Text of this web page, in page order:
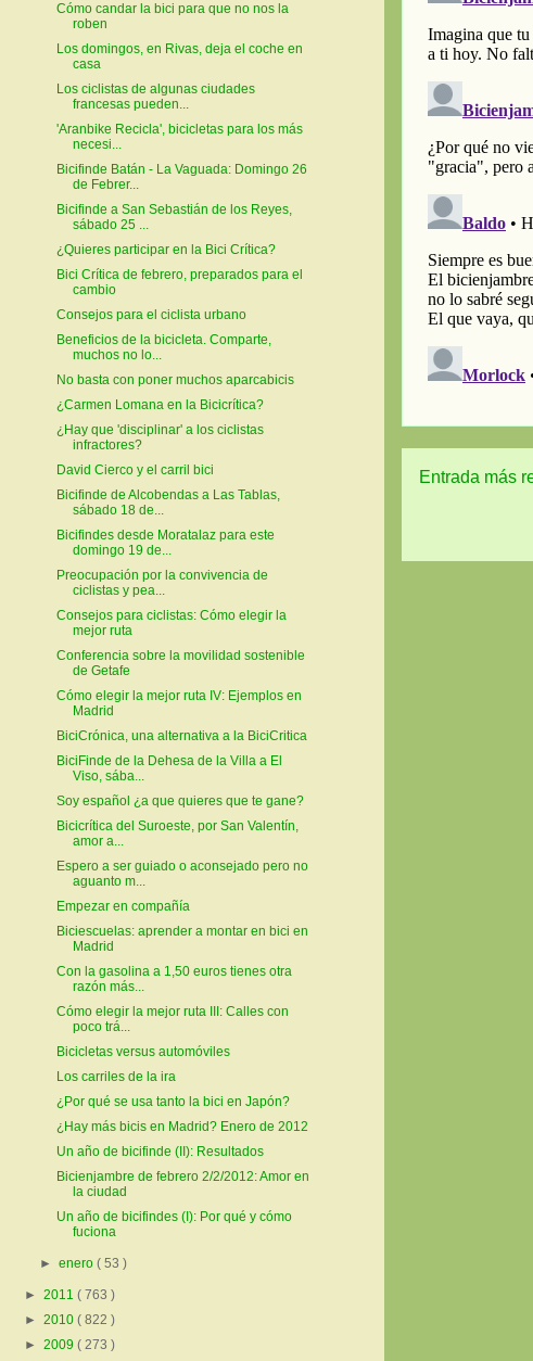
Entrada más
Cómo candar la bici para que no nos la
roben
Los domingos, en Rivas, deja el coche en
casa
Los ciclistas de algunas ciudades
francesas pueden...
'Aranbike Recicla', bicicletas para los más
necesi...
Bicifinde Batán - La Vaguada: Domingo 26
de Febrer...
Bicifinde a San Sebastián de los Reyes,
sábado 25 ...
¿Quieres participar en la Bici Crítica?
Bici Crítica de febrero, preparados para el
cambio
Consejos para el ciclista urbano
Beneficios de la bicicleta. Comparte,
muchos no lo...
No basta con poner muchos aparcabicis
¿Carmen Lomana en la Bicicrítica?
¿Hay que 'disciplinar' a los ciclistas
infractores?
David Cierco y el carril bici
Bicifinde de Alcobendas a Las Tablas,
sábado 18 de...
Bicifindes desde Moratalaz para este
domingo 19 de...
Preocupación por la convivencia de
ciclistas y pea...
Consejos para ciclistas: Cómo elegir la
mejor ruta
Conferencia sobre la movilidad sostenible
de Getafe
Cómo elegir la mejor ruta IV: Ejemplos en
Madrid
BiciCrónica, una alternativa a la BiciCritica
BiciFinde de la Dehesa de la Villa a El
Viso, sába...
Soy español ¿a que quieres que te gane?
Bicicrítica del Suroeste, por San Valentín,
amor a...
Espero a ser guiado o aconsejado pero no
aguanto m...
Empezar en compañía
Biciescuelas: aprender a montar en bici en
Madrid
Con la gasolina a 1,50 euros tienes otra
razón más...
Cómo elegir la mejor ruta III: Calles con
poco trá...
Bicicletas versus automóviles
Los carriles de la ira
¿Por qué se usa tanto la bici en Japón?
¿Hay más bicis en Madrid? Enero de 2012
Un año de bicifinde (II): Resultados
Bicienjambre de febrero 2/2/2012: Amor en
la ciudad
Un año de bicifindes (I): Por qué y cómo
fuciona
►enero( 53 )
► 2011 ( 763 )
► 2010 ( 822 )
► 2009 ( 273 )